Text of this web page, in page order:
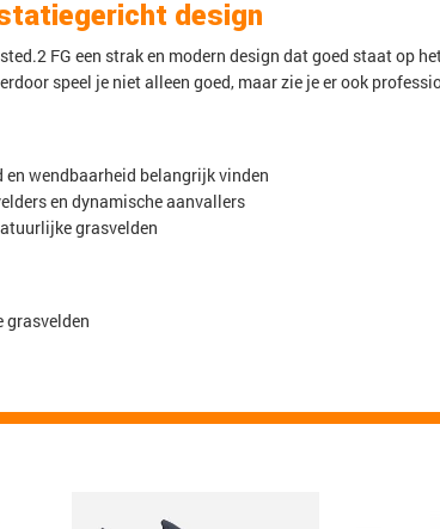
design
FG een strak en modern design dat goed staat op
speel je niet alleen goed, maar zie je er ook
en wendbaarheid belangrijk vinden
en dynamische aanvallers
grasvelden
grasvelden